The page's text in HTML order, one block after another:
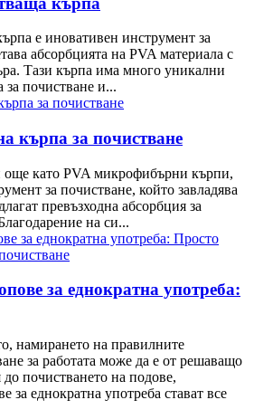
е иновативен инструмент за
абсорбцията на PVA материала с
Тази кърпа има много уникални
за почистване и...
кърпа за почистване
още като PVA микрофибърни кърпи,
за почистване, който завладява
превъзходна абсорбция за
на си...
за еднократна употреба:
намирането на правилните
за работата може да е от решаващо
почистването на подове,
за еднократна употреба стават все